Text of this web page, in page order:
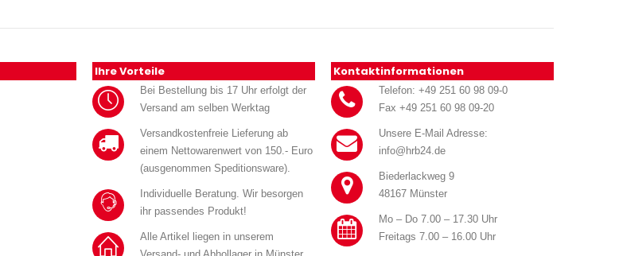
Ihre Vorteile
Bei Bestellung bis 17 Uhr erfolgt der
Versand am selben Werktag
Versandkostenfreie Lieferung ab
einem Nettowarenwert von 150.- Euro
(ausgenommen Speditionsware).
Individuelle Beratung. Wir besorgen
ihr passendes Produkt!
Alle Artikel liegen in unserem
Kontaktinformationen
Telefon: +49 251 60 98 09-0
Fax +49 251 60 98 09-20
Unsere E-Mail Adresse:
info@hrb24.de
Biederlackweg 9
48167 Münster
Mo – Do 7.00 – 17.30 Uhr
Freitags 7.00 – 16.00 Uhr